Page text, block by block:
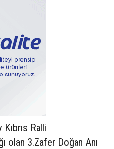
Ralli
olan 3.Zafer Doğan Anı